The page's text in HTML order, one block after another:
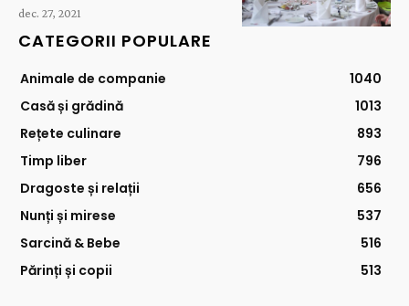
dec. 27, 2021
CATEGORII POPULARE
Animale de companie
1040
Casă și grădină
1013
Rețete culinare
893
Timp liber
796
Dragoste și relații
656
Nunți și mirese
537
Sarcină & Bebe
516
Părinți și copii
513